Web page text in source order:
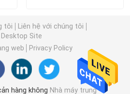
tôi
Liên hệ với chúng tôi
Desktop Site
web
Privacy Policy
hàng không Nhà máy trung